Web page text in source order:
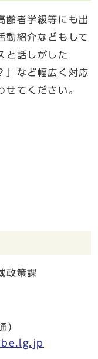
齢者学級等にも出
動紹介などもして
と話しがした
」など幅広く対応
せてください。
政策課
）